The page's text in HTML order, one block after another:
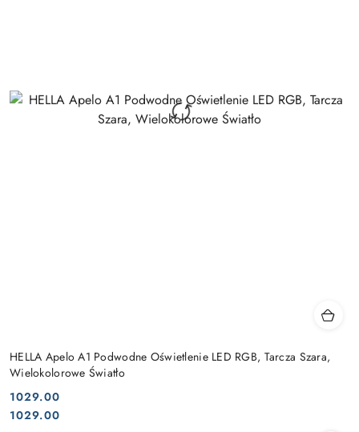
HELLA Apelo A1 Podwodne Oświetlenie LED RGB, Tarcza Szara,
Wielokolorowe Światło
Cena:
1029.00
Cena:
1029.00